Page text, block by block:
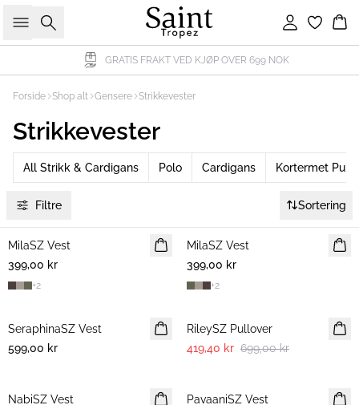
Søk Logg inn
GRATIS FRAKT VED KJØP OVER 699 NOK
Forside Shop alt Gensere Strikkevester
Strikkevester
All Strikk & Cardigans Polo Cardigans Kortermet
Filtre Sortering
NYHET
MilaSZ Vest
399,00 kr
+2
NYHET
MilaSZ Vest
399,00 kr
+2
NYHET
SeraphinaSZ Vest
599,00 kr
RileySZ Pullover
419,40 kr 699,00 kr
NYHET
NabiSZ Vest
PavaaniSZ Vest